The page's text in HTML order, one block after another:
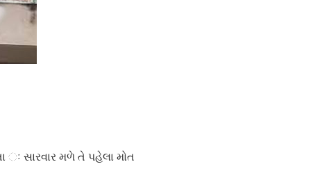
ઃ સારવાર મળે તે પહેલા મોત